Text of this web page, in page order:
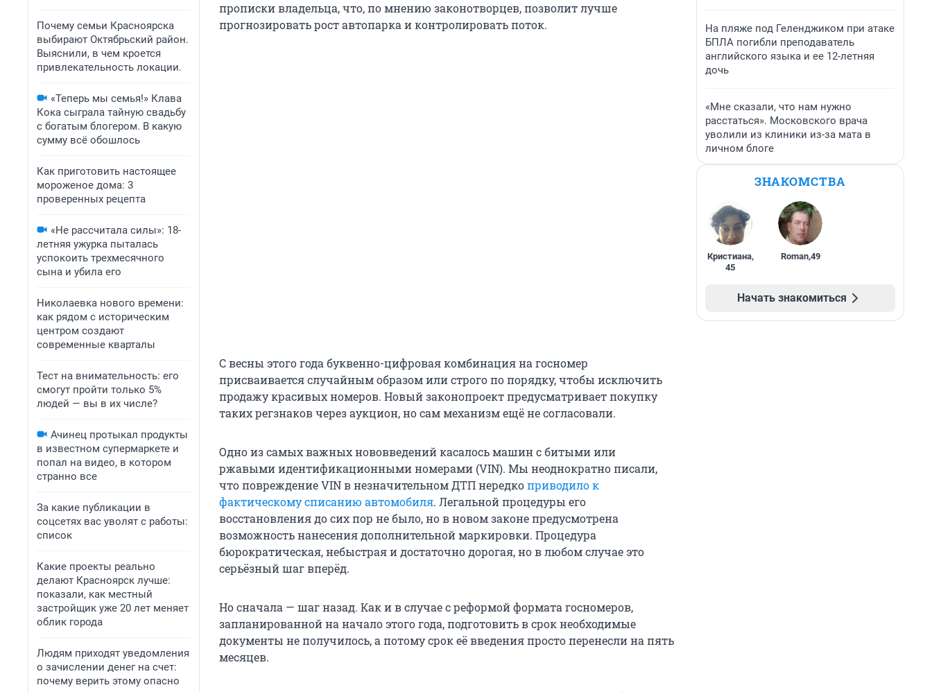
Почему семьи Красноярска
выбирают Октябрьский район.
Выяснили, в чем кроется
привлекательность локации.
«Теперь мы семья!» Клава
Кока сыграла тайную свадьбу
с богатым блогером. В какую
сумму всё обошлось
Как приготовить настоящее
мороженое дома: 3
проверенных рецепта
«Не рассчитала силы»: 18-
летняя ужурка пыталась
успокоить трехмесячного
сына и убила его
Николаевка нового времени:
как рядом с историческим
центром создают
современные кварталы
Тест на внимательность: его
смогут пройти только 5%
людей — вы в их числе?
Ачинец протыкал продукты
в известном супермаркете и
попал на видео, в котором
странно все
За какие публикации в
соцсетях вас уволят с работы:
список
Какие проекты реально
делают Красноярск лучше:
показали, как местный
застройщик уже 20 лет меняет
облик города
Людям приходят уведомления
о зачислении денег на счет:
почему верить этому опасно
прописки владельца, что, по мнению законотворцев, позволит лучше
прогнозировать рост автопарка и контролировать поток.
С весны этого года буквенно-цифровая комбинация на госномер
присваивается случайным образом или строго по порядку, чтобы исключить
продажу красивых номеров. Новый законопроект предусматривает покупку
таких регзнаков через аукцион, но сам механизм ещё не согласовали.
Одно из самых важных нововведений касалось машин с битыми или
ржавыми идентификационными номерами (VIN). Мы неоднократно писали,
что повреждение VIN в незначительном ДТП нередкоприводило к
фактическому списанию автомобиля. Легальной процедуры его
восстановления до сих пор не было, но в новом законе предусмотрена
возможность нанесения дополнительной маркировки. Процедура
бюрократическая, небыстрая и достаточно дорогая, но в любом случае это
серьёзный шаг вперёд.
Но сначала — шаг назад. Как и в случае с реформой формата госномеров,
запланированной на начало этого года, подготовить в срок необходимые
документы не получилось, а потому срок её введения просто перенесли на пять
месяцев.
На пляже под Геленджиком при атаке
БПЛА погибли преподаватель
английского языка и ее 12-летняя
дочь
«Мне сказали, что нам нужно
расстаться». Московского врача
уволили из клиники из-за мата в
личном блоге
ЗНАКОМСТВА
Кристиана,
45
Roman,49
Начать знакомиться